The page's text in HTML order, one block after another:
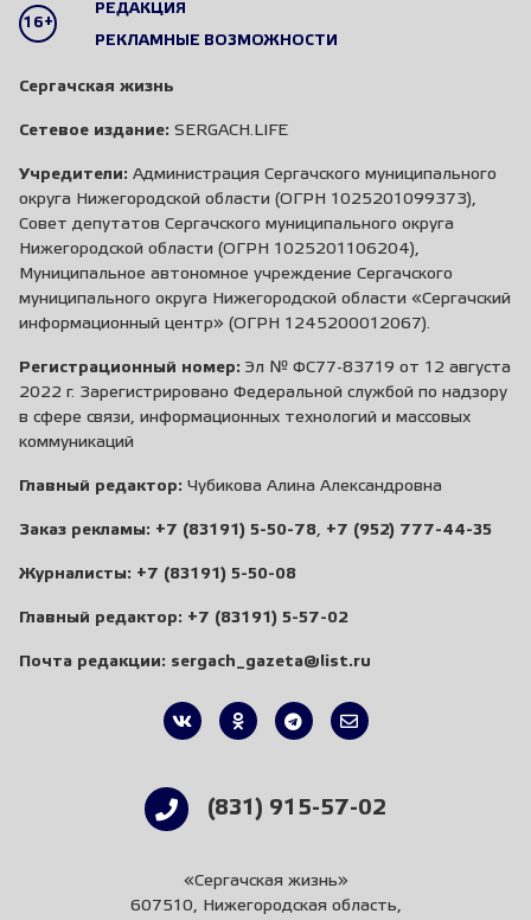
16+
РЕДАКЦИЯ
РЕКЛАМНЫЕ ВОЗМОЖНОСТИ
Сергачская жизнь
Сетевое издание: SERGACH.LIFE
Учредители: Администрация Сергачского муниципального
округа Нижегородской области (ОГРН 1025201099373),
Совет депутатов Сергачского муниципального округа
Нижегородской области (ОГРН 1025201106204),
Муниципальное автономное учреждение Сергачского
муниципального округа Нижегородской области «Сергачский
информационный центр» (ОГРН 1245200012067).
Регистрационный номер: Эл № ФС77-83719 от 12 августа
2022 г. Зарегистрировано Федеральной службой по надзору
в сфере связи, информационных технологий и массовых
коммуникаций
Главный редактор: Чубикова Алина Александровна
Заказ рекламы: +7 (83191) 5-50-78, +7 (952) 777-44-35
Журналисты: +7 (83191) 5-50-08
Главный редактор: +7 (83191) 5-57-02
Почта редакции: sergach_gazeta@list.ru
(831) 915-57-02
«Сергачская жизнь»
607510, Нижегородская область,